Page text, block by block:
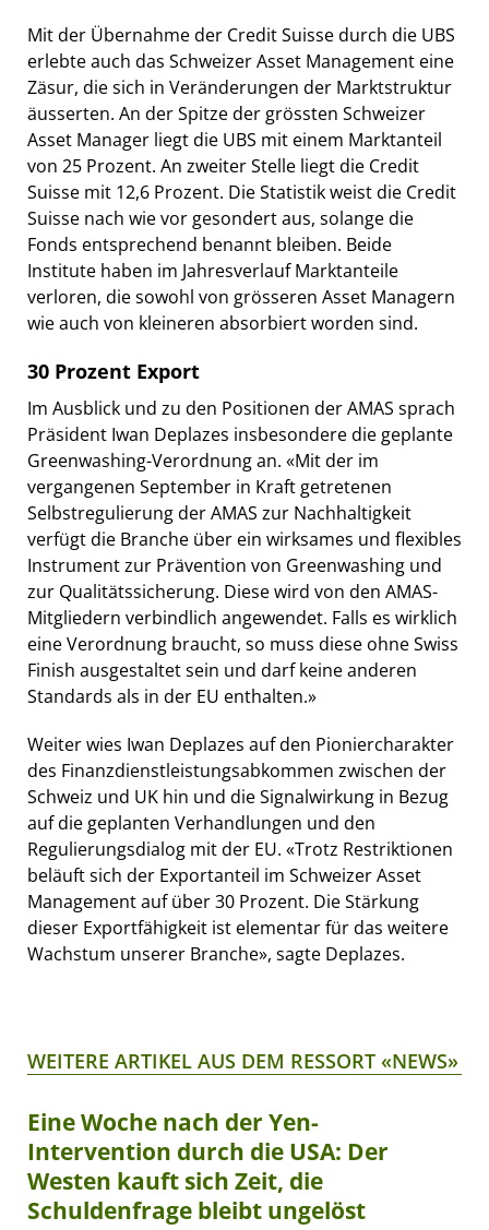
Mit der Übernahme der Credit Suisse durch die UBS
erlebte auch das Schweizer Asset Management eine
Zäsur, die sich in Veränderungen der Marktstruktur
äusserten. An der Spitze der grössten Schweizer
Asset Manager liegt die UBS mit einem Marktanteil
von 25 Prozent. An zweiter Stelle liegt die Credit
Suisse mit 12,6 Prozent. Die Statistik weist die Credit
Suisse nach wie vor gesondert aus, solange die
Fonds entsprechend benannt bleiben. Beide
Institute haben im Jahresverlauf Marktanteile
verloren, die sowohl von grösseren Asset Managern
wie auch von kleineren absorbiert worden sind.
30 Prozent Export
Im Ausblick und zu den Positionen der AMAS sprach
Präsident Iwan Deplazes insbesondere die geplante
Greenwashing-Verordnung an. «Mit der im
vergangenen September in Kraft getretenen
Selbstregulierung der AMAS zur Nachhaltigkeit
verfügt die Branche über ein wirksames und flexibles
Instrument zur Prävention von Greenwashing und
zur Qualitätssicherung. Diese wird von den AMAS-
Mitgliedern verbindlich angewendet. Falls es wirklich
eine Verordnung braucht, so muss diese ohne Swiss
Finish ausgestaltet sein und darf keine anderen
Standards als in der EU enthalten.»
Weiter wies Iwan Deplazes auf den Pioniercharakter
des Finanzdienstleistungsabkommen zwischen der
Schweiz und UK hin und die Signalwirkung in Bezug
auf die geplanten Verhandlungen und den
Regulierungsdialog mit der EU. «Trotz Restriktionen
beläuft sich der Exportanteil im Schweizer Asset
Management auf über 30 Prozent. Die Stärkung
dieser Exportfähigkeit ist elementar für das weitere
Wachstum unserer Branche», sagte Deplazes.
WEITERE ARTIKEL AUS DEM RESSORT «NEWS»
Eine Woche nach der Yen-
Intervention durch die USA: Der
Westen kauft sich Zeit, die
Schuldenfrage bleibt ungelöst